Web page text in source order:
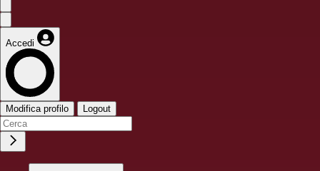
Accedi
Modifica profilo Logout